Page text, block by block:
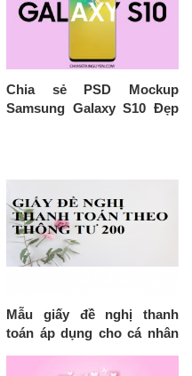
Chia sẻ PSD Mockup
Samsung Galaxy S10 Đẹp
Mẫu giấy đề nghị thanh
toán áp dụng cho cá nhân